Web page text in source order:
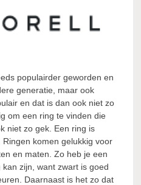
populairder geworden en
generatie, maar ook
en dat is dan ook niet zo
om een ring te vinden die
niet zo gek. Een ring is
komen gelukkig voor
en maten. Zo heb je een
zijn, want zwart is goed
Daarnaast is het zo dat